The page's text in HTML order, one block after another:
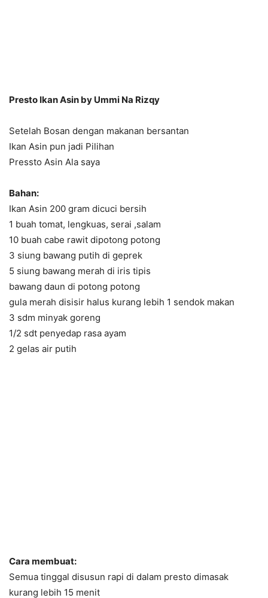
Presto Ikan Asin by Ummi Na Rizqy
Setelah Bosan dengan makanan bersantan
Ikan Asin pun jadi Pilihan
Pressto Asin Ala saya
Bahan:
Ikan Asin 200 gram dicuci bersih
1 buah tomat, lengkuas, serai ,salam
10 buah cabe rawit dipotong potong
3 siung bawang putih di geprek
5 siung bawang merah di iris tipis
bawang daun di potong potong
gula merah disisir halus kurang lebih 1 sendok makan
3 sdm minyak goreng
1/2 sdt penyedap rasa ayam
2 gelas air putih
Cara membuat:
Semua tinggal disusun rapi di dalam presto dimasak
kurang lebih 15 menit